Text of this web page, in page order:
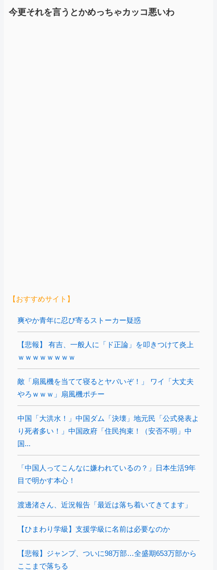
今更それを言うとかめっちゃカッコ悪いわ
【おすすめサイト】
爽やか青年に忍び寄るストーカー疑惑
【悲報】 有吉、一般人に「ド正論」を叩きつけて炎上
ｗｗｗｗｗｗｗｗ
敵「扇風機を当てて寝るとヤバいぞ！」 ワイ「大丈夫
やろｗｗｗ」扇風機ポチー
中国「大洪水！」中国ダム「決壊」地元民「公式発表よ
り死者多い！」中国政府「住民拘束！（安否不明」中
国...
「中国人ってこんなに嫌われているの？」日本生活9年
目で明かす本心！
渡邊渚さん、近況報告「最近は落ち着いてきてます」
【ひまわり学級】支援学級に名前は必要なのか
【悲報】ジャンプ、ついに98万部…全盛期653万部から
ここまで落ちる